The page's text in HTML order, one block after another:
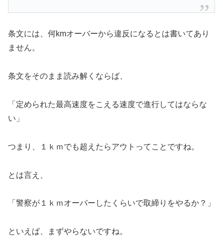
条文には、何kmオーバーから違反になるとは書いてあり
ません。
条文をそのまま読み解くならば、
「定められた最高速度をこえる速度で進行してはならな
い」
つまり、１ｋｍでも超えたらアウトってことですね。
とは言え、
「警察が１ｋｍオーバーしたくらいで取締りをやるか？」
といえば、まずやらないですね。